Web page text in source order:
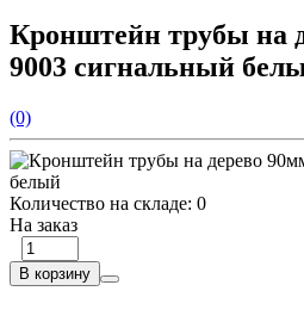
Кронштейн трубы на
9003 сигнальный
(0)
Количество на складе: 0
На заказ
В корзину